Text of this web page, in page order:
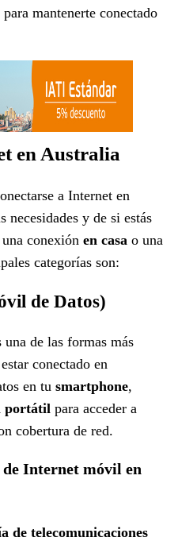
mantenerte conectado
en Australia
a Internet en
necesidades y de si estás
conexión en casa o una
categorías son:
de Datos)
de las formas más
conectado en
en tu smartphone,
portátil para acceder a
cobertura de red.
Internet móvil en
de telecomunicaciones